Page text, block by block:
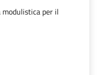
per il